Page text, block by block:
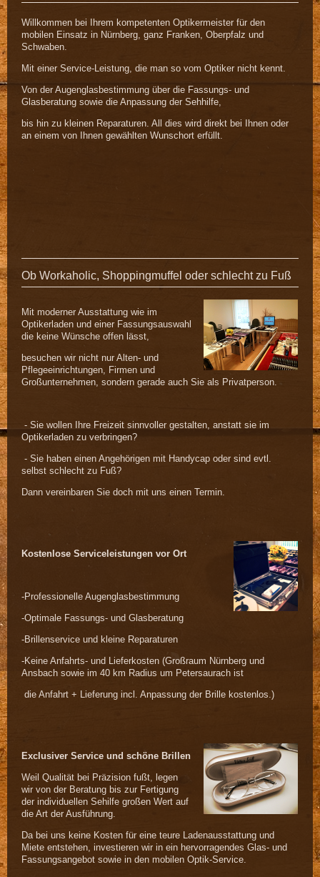
Willkommen bei Ihrem kompetenten Optikermeister für den
mobilen Einsatz in Nürnberg, ganz Franken, Oberpfalz und
Schwaben.
Mit einer Service-Leistung, die man so vom Optiker nicht kennt.
Von der Augenglasbestimmung über die Fassungs- und
Glasberatung sowie die Anpassung der Sehhilfe,
bis hin zu kleinen Reparaturen. All dies wird direkt bei Ihnen oder
an einem von Ihnen gewählten Wunschort erfüllt.
Ob Workaholic, Shoppingmuffel oder schlecht zu Fuß
Mit moderner Ausstattung wie im
Optikerladen und einer Fassungsauswahl
die keine Wünsche offen lässt,
besuchen wir nicht nur Alten- und
Pflegeeinrichtungen, Firmen und
Großunternehmen, sondern gerade auch Sie als Privatperson.
- Sie wollen Ihre Freizeit sinnvoller gestalten, anstatt sie im
Optikerladen zu verbringen?
- Sie haben einen Angehörigen mit Handycap oder sind evtl.
selbst schlecht zu Fuß?
Dann vereinbaren Sie doch mit uns einen Termin.
Kostenlose Serviceleistungen vor Ort
-Professionelle Augenglasbestimmung
-Optimale Fassungs- und Glasberatung
-Brillenservice und kleine Reparaturen
-Keine Anfahrts- und Lieferkosten (Großraum Nürnberg und
Ansbach sowie im 40 km Radius um Petersaurach ist
die Anfahrt + Lieferung incl. Anpassung der Brille kostenlos.)
Exclusiver Service und schöne Brillen
Weil Qualität bei Präzision fußt, legen
wir von der Beratung bis zur Fertigung
der individuellen Sehilfe großen Wert auf
die Art der Ausführung.
Da bei uns keine Kosten für eine teure Ladenausstattung und
Miete entstehen, investieren wir in ein hervorragendes Glas- und
Fassungsangebot sowie in den mobilen Optik-Service.